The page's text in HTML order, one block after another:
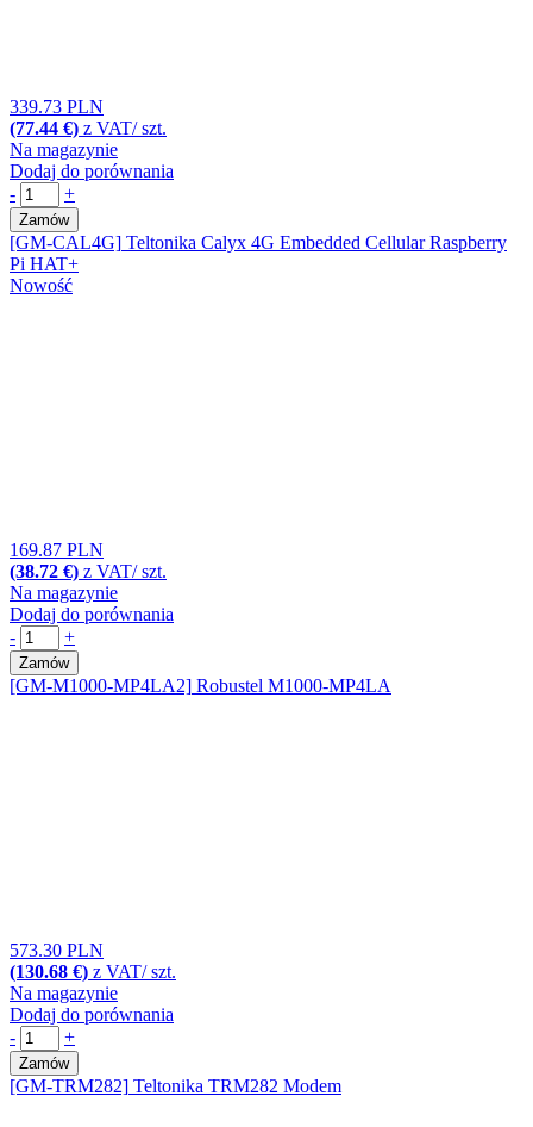
339.73 PLN
(77.44 €) z VAT/ szt.
Na magazynie
Dodaj do porównania
-
+
Zamów
[GM-CAL4G] Teltonika Calyx 4G Embedded Cellular Raspberry
Pi HAT+
Nowość
169.87 PLN
(38.72 €) z VAT/ szt.
Na magazynie
Dodaj do porównania
-
+
Zamów
[GM-M1000-MP4LA2] Robustel M1000-MP4LA
573.30 PLN
(130.68 €) z VAT/ szt.
Na magazynie
Dodaj do porównania
-
+
Zamów
[GM-TRM282] Teltonika TRM282 Modem